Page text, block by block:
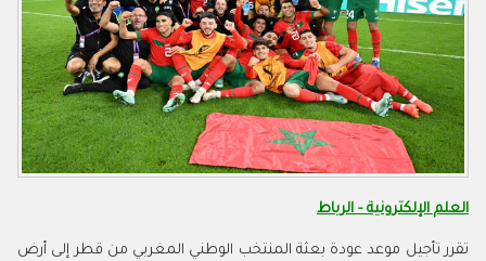
العلم الإلكترونية - الرباط
تقرر تأجيل موعد عودة بعثة المنتخب الوطني المغربي من قطر إلى أرض